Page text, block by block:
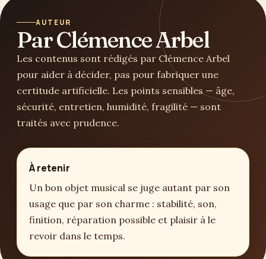
AUTEUR
Par Clémence Arbel
Les contenus sont rédigés par Clémence Arbel
pour aider à décider, pas pour fabriquer une
certitude artificielle. Les points sensibles — âge,
sécurité, entretien, humidité, fragilité — sont
traités avec prudence.
À retenir
Un bon objet musical se juge autant par son
usage que par son charme : stabilité, son,
finition, réparation possible et plaisir à le
revoir dans le temps.